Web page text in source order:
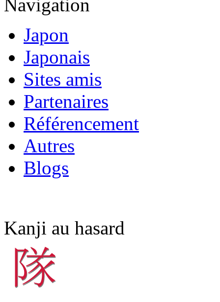
Navigation
Japon
Japonais
Sites amis
Partenaires
Référencement
Autres
Blogs
Kanji au hasard